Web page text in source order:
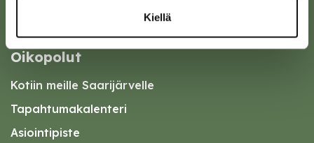
Kiellä
Oikopolut
Kotiin meille Saarijärvelle
Tapahtumakalenteri
Asiointipiste